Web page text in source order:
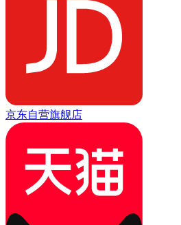
京东自营旗舰店